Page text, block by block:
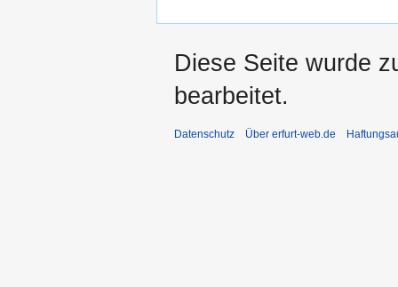
Diese Seite wurde
bearbeitet.
Datenschutz Über erfurt-web.de